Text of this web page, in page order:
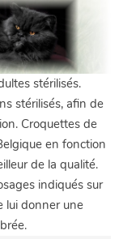
stérilisés.
stérilisés, afin de
Croquettes de
en fonction
de la qualité.
indiqués sur
lui donner une